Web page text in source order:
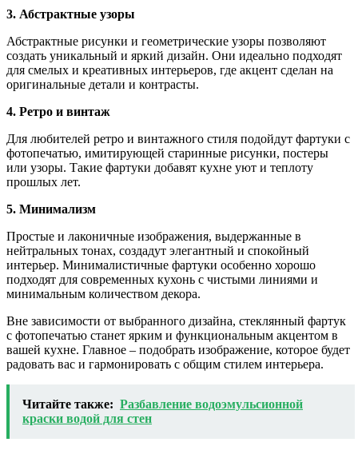
3. Абстрактные узоры
Абстрактные рисунки и геометрические узоры позволяют
создать уникальный и яркий дизайн. Они идеально подходят
для смелых и креативных интерьеров, где акцент сделан на
оригинальные детали и контрасты.
4. Ретро и винтаж
Для любителей ретро и винтажного стиля подойдут фартуки с
фотопечатью, имитирующей старинные рисунки, постеры
или узоры. Такие фартуки добавят кухне уют и теплоту
прошлых лет.
5. Минимализм
Простые и лаконичные изображения, выдержанные в
нейтральных тонах, создадут элегантный и спокойный
интерьер. Минималистичные фартуки особенно хорошо
подходят для современных кухонь с чистыми линиями и
минимальным количеством декора.
Вне зависимости от выбранного дизайна, стеклянный фартук
с фотопечатью станет ярким и функциональным акцентом в
вашей кухне. Главное – подобрать изображение, которое будет
радовать вас и гармонировать с общим стилем интерьера.
Читайте также: Разбавление водоэмульсионной
краски водой для стен